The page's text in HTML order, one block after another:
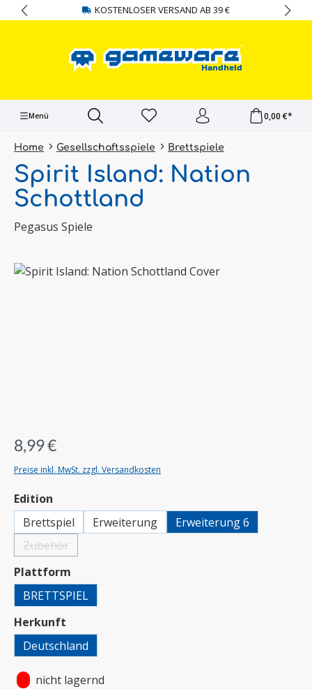
springen KOSTENLOSER VERSAND AB 39 €
Menü 0,00 €*
Home Gesellschaftsspiele Brettspiele
Spirit Island: Nation
Schottland
Pegasus Spiele
Bildergalerie überspringen
8,99 €
Preise inkl. MwSt. zzgl. Versandkosten
Edition
Brettspiel
Erweiterung
Erweiterung 6
Zubehör(Diese Option ist zurzeit nicht verfügbar.)
Plattform
BRETTSPIEL
Herkunft
Deutschland
nicht lagernd